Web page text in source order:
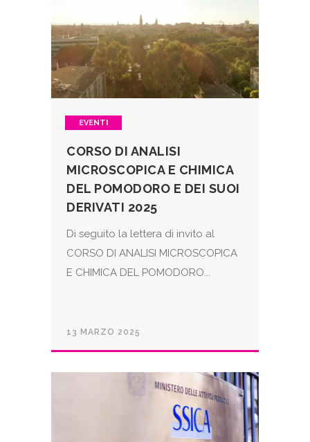
EVENTI
CORSO DI ANALISI
MICROSCOPICA E CHIMICA
DEL POMODORO E DEI SUOI
DERIVATI 2025
Di seguito la lettera di invito al
CORSO DI ANALISI MICROSCOPICA
E CHIMICA DEL POMODORO...
13 MARZO 2025